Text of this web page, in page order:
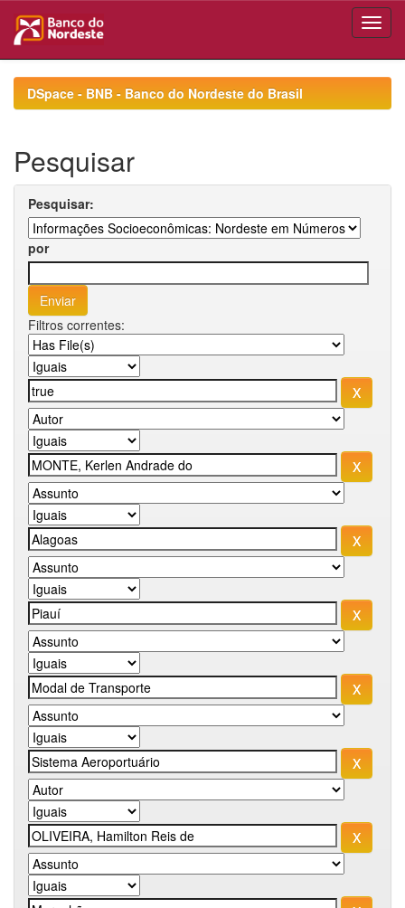
navigationDSpace - BNB - Banco do Nordeste do Brasil
Pesquisar
Pesquisar:
por
Filtros correntes: